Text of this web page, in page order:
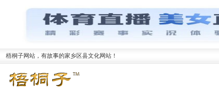
梧桐子网站，有故事的家乡区县文化网站！